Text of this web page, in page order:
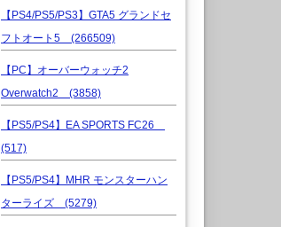
【PS4/PS5/PS3】GTA5 グランドセ
フトオート5 (266509)
【PC】オーバーウォッチ2
Overwatch2 (3858)
【PS5/PS4】EA SPORTS FC26
(517)
【PS5/PS4】MHR モンスターハン
ターライズ (5279)